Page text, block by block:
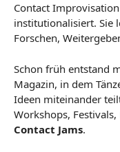
Contact
institutionalisiert. Sie
Forschen,
Schon früh entstand
Magazin, in dem
Ideen miteinander
Workshops,
Contact Jams.